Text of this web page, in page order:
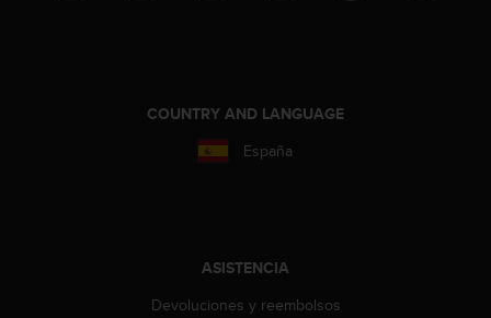
COUNTRY AND LANGUAGE
España
ASISTENCIA
Devoluciones y reembolsos